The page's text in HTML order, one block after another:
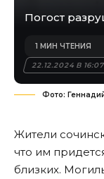
Погост
22.12.2024 В 16:07
1 МИН ЧТЕНИЯ
Фото:
Жители
что им
близких.